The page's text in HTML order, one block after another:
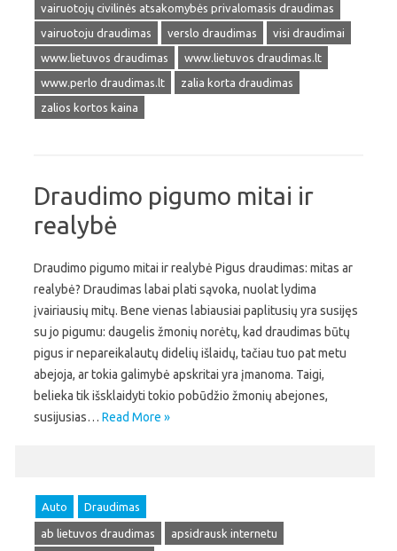
vairuotojų civilinės atsakomybės privalomasis draudimas
vairuotoju draudimas
verslo draudimas
visi draudimai
www.lietuvos draudimas
www.lietuvos draudimas.lt
www.perlo draudimas.lt
zalia korta draudimas
zalios kortos kaina
Draudimo pigumo mitai ir
realybė
Draudimo pigumo mitai ir realybė Pigus draudimas: mitas ar
realybė? Draudimas labai plati sąvoka, nuolat lydima
įvairiausių mitų. Bene vienas labiausiai paplitusių yra susijęs
su jo pigumu: daugelis žmonių norėtų, kad draudimas būtų
pigus ir nepareikalautų didelių išlaidų, tačiau tuo pat metu
abejoja, ar tokia galimybė apskritai yra įmanoma. Taigi,
belieka tik išsklaidyti tokio pobūdžio žmonių abejones,
susijusias… Read More »
Auto Draudimas
ab lietuvos draudimas
apsidrausk internetu